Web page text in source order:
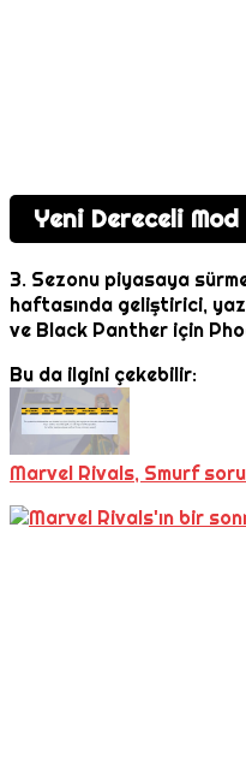
Yeni Dereceli
3. Sezonu piyasaya
haftasında geliştirici,
ve Black Panther için
Bu da ilgini çekebilir:
Marvel Rivals, Smurf